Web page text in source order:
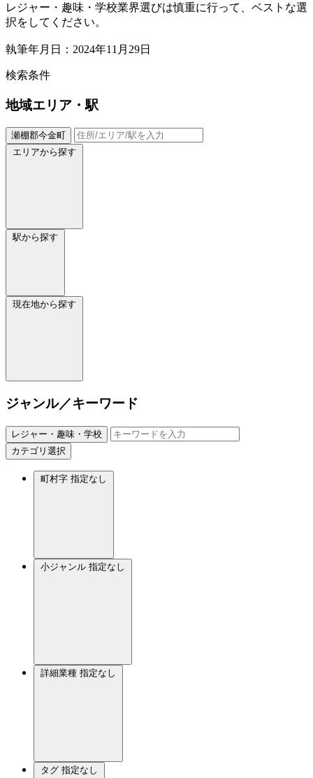
レジャー・趣味・学校業界選びは慎重に行って、ベストな選
択をしてください。
執筆年月日：2024年11月29日
検索条件
地域エリア・駅
瀬棚郡今金町
エリアから探す
駅から探す
現在地から探す
ジャンル／キーワード
レジャー・趣味・学校
カテゴリ選択
町村字 指定なし
小ジャンル 指定なし
詳細業種 指定なし
タグ 指定なし